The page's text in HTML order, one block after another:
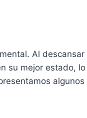
Al descansar
su mejor estado, lo
algunos